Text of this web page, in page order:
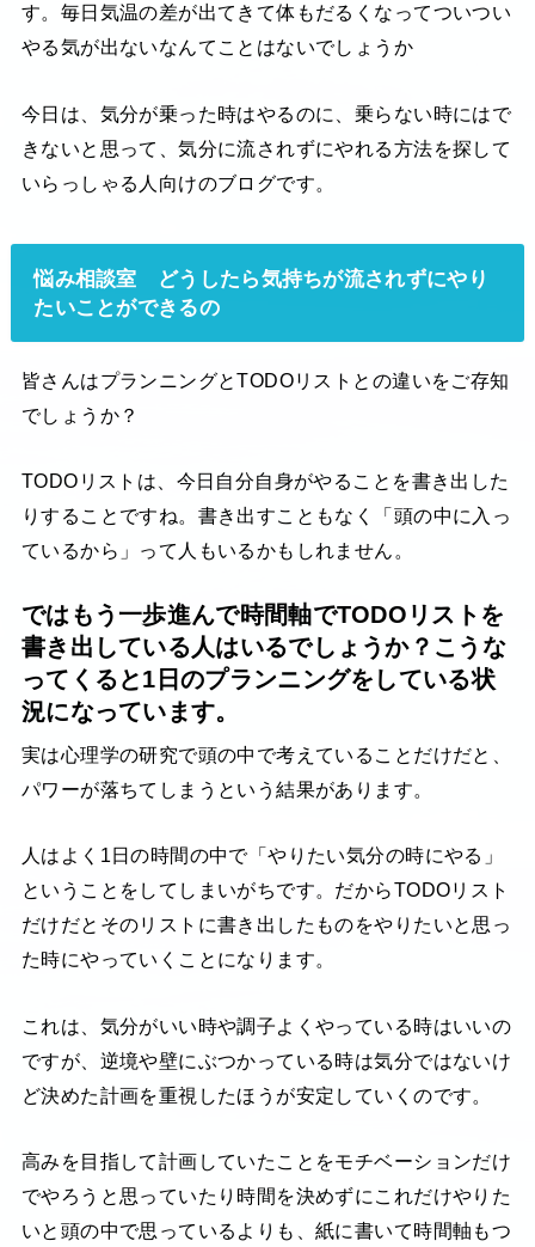
す。毎日気温の差が出てきて体もだるくなってついつい
やる気が出ないなんてことはないでしょうか
今日は、気分が乗った時はやるのに、乗らない時にはで
きないと思って、気分に流されずにやれる方法を探して
いらっしゃる人向けのブログです。
悩み相談室 どうしたら気持ちが流されずにやり
たいことができるの
皆さんはプランニングとTODOリストとの違いをご存知
でしょうか？
TODOリストは、今日自分自身がやることを書き出した
りすることですね。書き出すこともなく「頭の中に入っ
ているから」って人もいるかもしれません。
ではもう一歩進んで時間軸でTODOリストを
書き出している人はいるでしょうか？こうな
ってくると1日のプランニングをしている状
況になっています。
実は心理学の研究で頭の中で考えていることだけだと、
パワーが落ちてしまうという結果があります。
人はよく1日の時間の中で「やりたい気分の時にやる」
ということをしてしまいがちです。だからTODOリスト
だけだとそのリストに書き出したものをやりたいと思っ
た時にやっていくことになります。
これは、気分がいい時や調子よくやっている時はいいの
ですが、逆境や壁にぶつかっている時は気分ではないけ
ど決めた計画を重視したほうが安定していくのです。
高みを目指して計画していたことをモチベーションだけ
でやろうと思っていたり時間を決めずにこれだけやりた
いと頭の中で思っているよりも、紙に書いて時間軸もつ